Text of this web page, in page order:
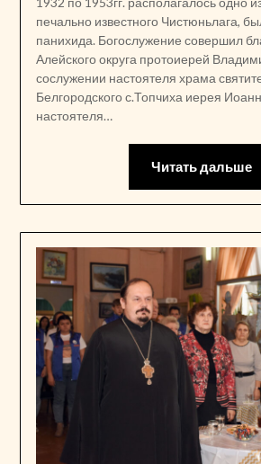
печально известного Чистюньлага,
панихида. Богослужение совершил
Алейского округа протоиерей
сослужении настоятеля храма
Белгородского с.Топчиха иерея
настоятеля…
Читать дальше